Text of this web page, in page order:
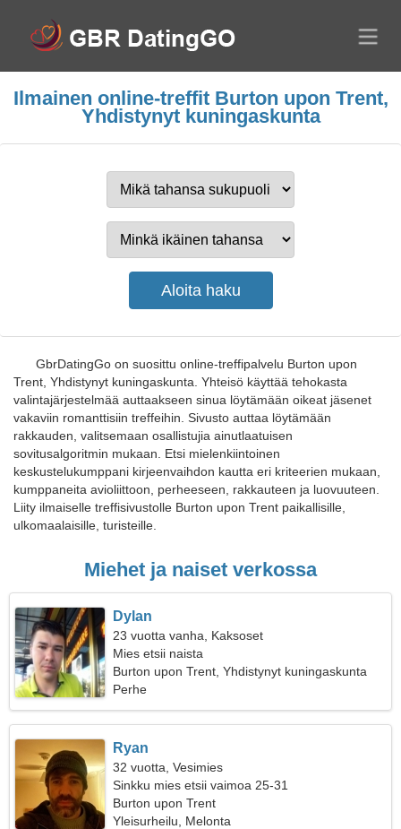
Ilmainen online-treffit Burton upon Trent,
Yhdistynyt kuningaskunta
GbrDatingGo on suosittu online-treffipalvelu Burton upon
Trent, Yhdistynyt kuningaskunta. Yhteisö käyttää tehokasta
valintajärjestelmää auttaakseen sinua löytämään oikeat jäsenet
vakaviin romanttisiin treffeihin. Sivusto auttaa löytämään
rakkauden, valitsemaan osallistujia ainutlaatuisen
sovitusalgoritmin mukaan. Etsi mielenkiintoinen
keskustelukumppani kirjeenvaihdon kautta eri kriteerien mukaan,
kumppaneita avioliittoon, perheeseen, rakkauteen ja luovuuteen.
Liity ilmaiselle treffisivustolle Burton upon Trent paikallisille,
ulkomaalaisille, turisteille.
Miehet ja naiset verkossa
Dylan
23 vuotta vanha, Kaksoset
Mies etsii naista
Burton upon Trent, Yhdistynyt kuningaskunta
Perhe
Ryan
32 vuotta, Vesimies
Sinkku mies etsii vaimoa 25-31
Burton upon Trent
Yleisurheilu, Melonta